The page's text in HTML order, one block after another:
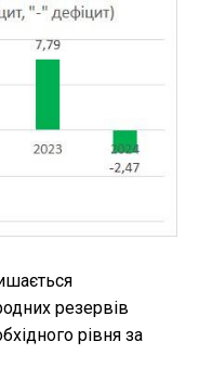
резервів
рівня за